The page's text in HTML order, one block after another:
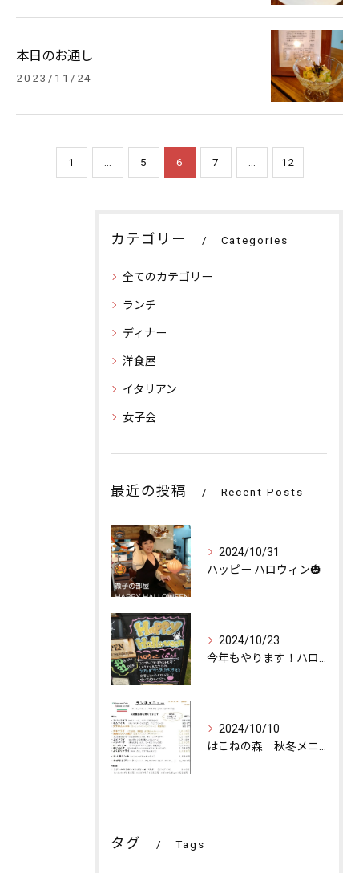
本日のお通し
2023/11/24
1 5 6 7 12
カテゴリー Categories
全てのカテゴリー
ランチ
ディナー
洋食屋
イタリアン
女子会
最近の投稿 Recent Posts
2024/10/31
ハッピー ハロウィン🎃
2024/10/23
2024/10/10
タグ Tags